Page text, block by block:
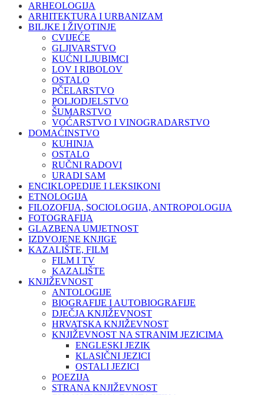
ARHEOLOGIJA
ARHITEKTURA I URBANIZAM
BILJKE I ŽIVOTINJE
CVIJEĆE
GLJIVARSTVO
KUĆNI LJUBIMCI
LOV I RIBOLOV
OSTALO
PČELARSTVO
POLJODJELSTVO
ŠUMARSTVO
VOĆARSTVO I VINOGRADARSTVO
DOMAĆINSTVO
KUHINJA
OSTALO
RUČNI RADOVI
URADI SAM
ENCIKLOPEDIJE I LEKSIKONI
ETNOLOGIJA
FILOZOFIJA, SOCIOLOGIJA, ANTROPOLOGIJA
FOTOGRAFIJA
GLAZBENA UMJETNOST
IZDVOJENE KNJIGE
KAZALIŠTE, FILM
FILM I TV
KAZALIŠTE
KNJIŽEVNOST
ANTOLOGIJE
BIOGRAFIJE I AUTOBIOGRAFIJE
DJEČJA KNJIŽEVNOST
HRVATSKA KNJIŽEVNOST
KNJIŽEVNOST NA STRANIM JEZICIMA
ENGLESKI JEZIK
KLASIČNI JEZICI
OSTALI JEZICI
POEZIJA
STRANA KNJIŽEVNOST